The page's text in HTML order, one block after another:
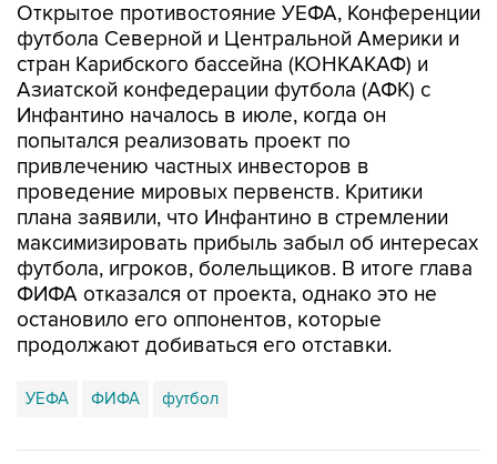
Открытое противостояние УЕФА, Конференции
футбола Северной и Центральной Америки и
стран Карибского бассейна (КОНКАКАФ) и
Азиатской конфедерации футбола (АФК) с
Инфантино началось в июле, когда он
попытался реализовать проект по
привлечению частных инвесторов в
проведение мировых первенств. Критики
плана заявили, что Инфантино в стремлении
максимизировать прибыль забыл об интересах
футбола, игроков, болельщиков. В итоге глава
ФИФА отказался от проекта, однако это не
остановило его оппонентов, которые
продолжают добиваться его отставки.
УЕФА ФИФА футбол